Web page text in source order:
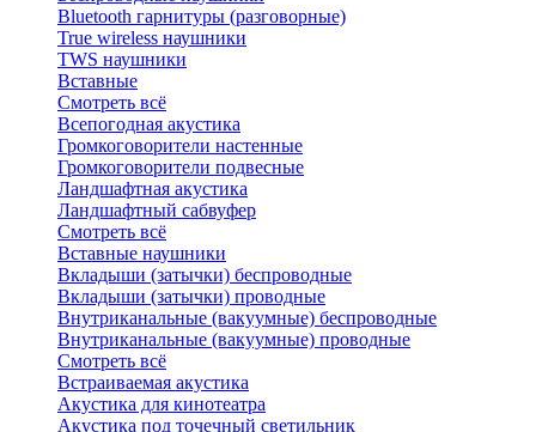
Bluetоoth гарнитуры (разговорные)
True wireless наушники
TWS наушники
Вставные
Смотреть всё
Всепогодная акустика
Громкоговорители настенные
Громкоговорители подвесные
Ландшафтная акустика
Ландшафтный сабвуфер
Смотреть всё
Вставные наушники
Вкладыши (затычки) беспроводные
Вкладыши (затычки) проводные
Внутриканальные (вакуумные) беспроводные
Внутриканальные (вакуумные) проводные
Смотреть всё
Встраиваемая акустика
Акустика для кинотеатра
Акустика под точечный светильник